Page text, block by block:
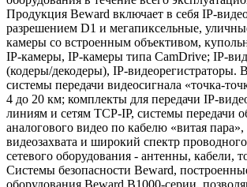
Продукция Beward включает в себя IP-
разрешением D1 и мегапиксельные,
камеры со встроенным объективом,
IP-камеры, IP-камеры типа CamDrive; IP-
(кодеры/декодеры), IP-видеорегистраторы.
системы передачи видеосигнала «точка-
4 до 20 км; комплекты для передачи IP-
линиям и сетям TCP-IP, системы передачи
аналогового видео по кабелю «витая
видеозахвата и широкий спектр
сетевого оборудования - антенны, кабели,
Системы безопасности Beward,